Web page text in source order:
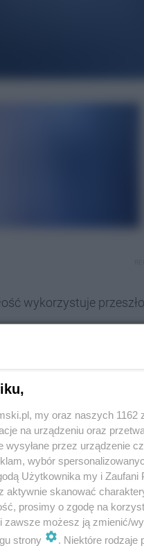
wykorzystuje
trzy powstania, dwie
– jak to wszystko
my oraz naszych
na urządzeniu oraz
wysyłane przez urządzenie
wybór
Użytkownika my i
aktywnie skanować
prosimy o zgodę na
zawsze możesz ją zmienić/
strony
. Niektóre rodzaje